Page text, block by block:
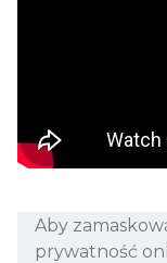
Aby
prywatność